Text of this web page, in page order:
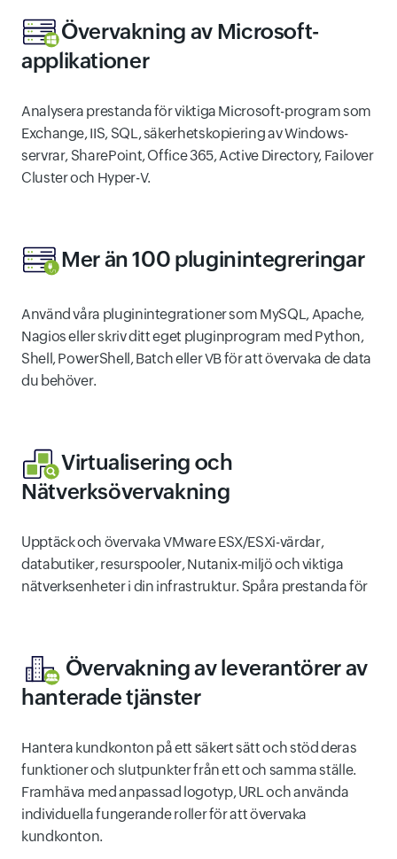
Övervakning av Microsoft-
applikationer
Analysera prestanda för viktiga Microsoft-program som
Exchange, IIS, SQL, säkerhetskopiering av Windows-
servrar, SharePoint, Office 365, Active Directory, Failover
Cluster och Hyper-V.
Mer än 100 pluginintegreringar
Använd våra pluginintegrationer som MySQL, Apache,
Nagios eller skriv ditt eget pluginprogram med Python,
Shell, PowerShell, Batch eller VB för att övervaka de data
du behöver.
Virtualisering och
Nätverksövervakning
Upptäck och övervaka VMware ESX/ESXi-värdar,
databutiker, resurspooler, Nutanix-miljö och viktiga
nätverksenheter i din infrastruktur. Spåra prestanda för
Övervakning av leverantörer av
hanterade tjänster
Hantera kundkonton på ett säkert sätt och stöd deras
funktioner och slutpunkter från ett och samma ställe.
Framhäva med anpassad logotyp, URL och använda
individuella fungerande roller för att övervaka
kundkonton.